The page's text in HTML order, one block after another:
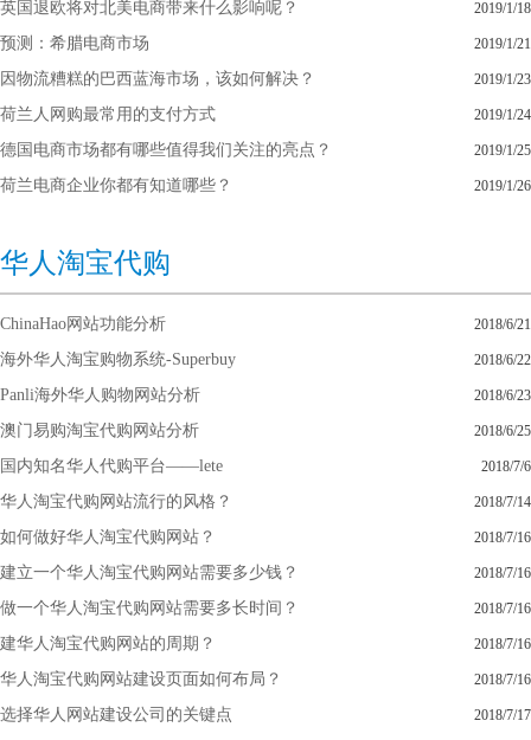
英国退欧将对北美电商带来什么影响呢？ 2019/1/18
预测：希腊电商市场 2019/1/21
因物流糟糕的巴西蓝海市场，该如何解决？ 2019/1/23
荷兰人网购最常用的支付方式 2019/1/24
德国电商市场都有哪些值得我们关注的亮点？ 2019/1/25
荷兰电商企业你都有知道哪些？ 2019/1/26
华人淘宝代购
ChinaHao网站功能分析 2018/6/21
海外华人淘宝购物系统-Superbuy 2018/6/22
Panli海外华人购物网站分析 2018/6/23
澳门易购淘宝代购网站分析 2018/6/25
国内知名华人代购平台——lete 2018/7/6
华人淘宝代购网站流行的风格？ 2018/7/14
如何做好华人淘宝代购网站？ 2018/7/16
建立一个华人淘宝代购网站需要多少钱？ 2018/7/16
做一个华人淘宝代购网站需要多长时间？ 2018/7/16
建华人淘宝代购网站的周期？ 2018/7/16
华人淘宝代购网站建设页面如何布局？ 2018/7/16
选择华人网站建设公司的关键点 2018/7/17